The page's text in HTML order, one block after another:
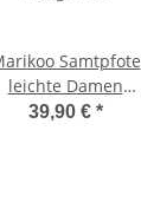
Samtpfote
leichte Damen
Steppjacke B600
39,90 € *